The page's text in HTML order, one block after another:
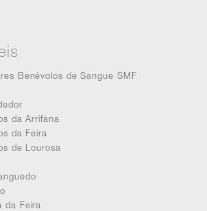
Benévolos de Sangue SMF
da Arrifana
da Feira
de Lourosa
da Feira